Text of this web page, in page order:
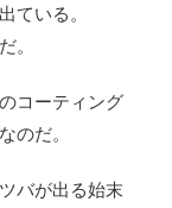
ている。
。
コーティング
のだ。
バが出る始末